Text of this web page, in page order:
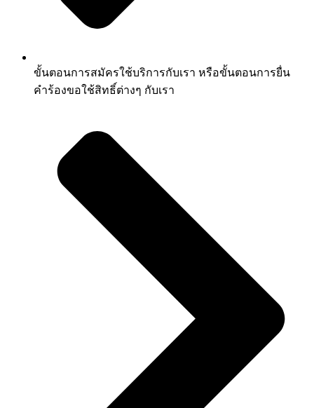
ขั้นตอนการสมัครใช้บริการกับเรา หรือขั้นตอนการยื่น
คำร้องขอใช้สิทธิ์ต่างๆ กับเรา